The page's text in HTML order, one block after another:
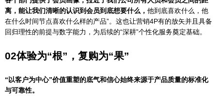
离，能让我们清晰的认识到会员到底想要什么， 他到底喜欢什么，他
在什么时间节点喜欢什么样的产品”。这也让营销4P有的放矢并且具备
回归理性的前提与数字能力，为后续的“深耕”个性化服务奠定基础。
02体验为“根”，复购为“果”
“以客户为中心”价值重塑的底气和信心始终来源于产品质量的标准化
与可靠性。